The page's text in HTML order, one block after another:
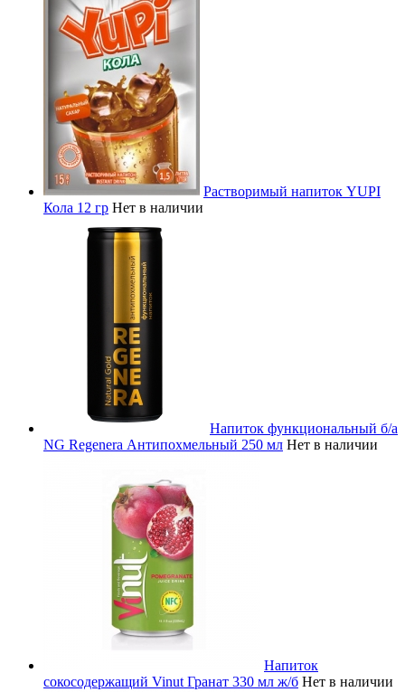
Растворимый напиток YUPI
Кола 12 гр Нет в наличии
Напиток функциональный б/а
NG Regenera Антипохмельный 250 мл Нет в наличии
Напиток
сокосодержащий Vinut Гранат 330 мл ж/б Нет в наличии